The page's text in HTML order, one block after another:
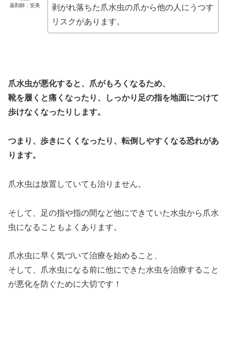
薬剤師：安美
剥がれ落ちた爪水虫の爪から他の人にうつす
リスクがあります。
爪水虫が悪化すると、爪がもろくなるため、
靴を履くと痛くなったり、しっかり足の指を地面につけて
歩けなくなったりします。
つまり、歩きにくくなったり、転倒しやすくなる恐れがあ
ります。
爪水虫は放置していても治りません。
そして、足の指や指の間など他にできていた水虫から爪水
虫になることもよくあります。
爪水虫に早く気づいて治療を始めること、
そして、爪水虫になる前に他にできた水虫を治療すること
が悪化を防ぐために大切です！